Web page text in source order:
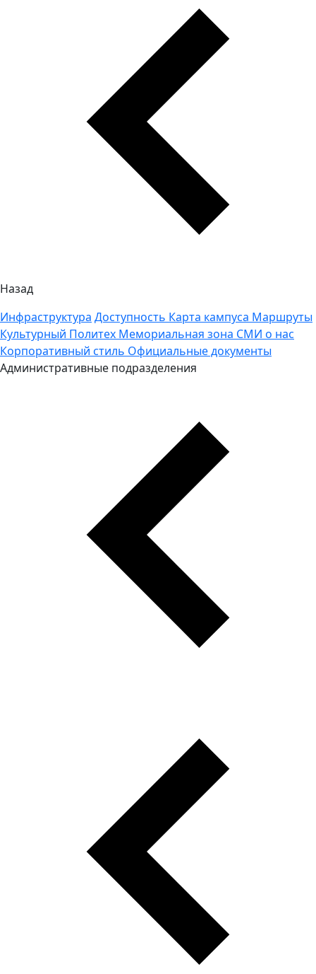
Назад
Инфраструктура Доступность Карта кампуса Маршруты
Культурный Политех Мемориальная зона СМИ о нас
Корпоративный стиль Официальные документы
Административные подразделения